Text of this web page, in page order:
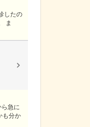
したの
ま
急に
も分か